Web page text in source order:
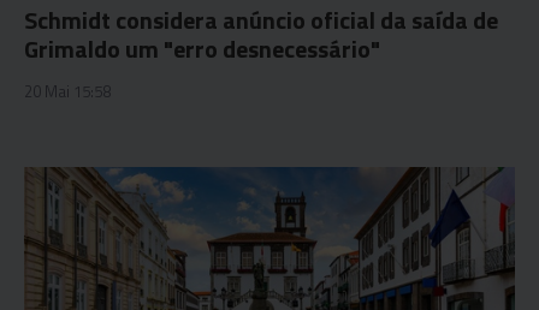
Schmidt considera anúncio oficial da saída de
Grimaldo um "erro desnecessário"
20 Mai 15:58